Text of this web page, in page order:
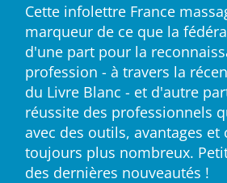
Cette infolettre France
marqueur de ce que la
d'une part pour la
profession - à travers la
du Livre Blanc - et d'autre
réussite des professionnels
avec des outils, avantages et
toujours plus nombreux.
des dernières nouveautés !